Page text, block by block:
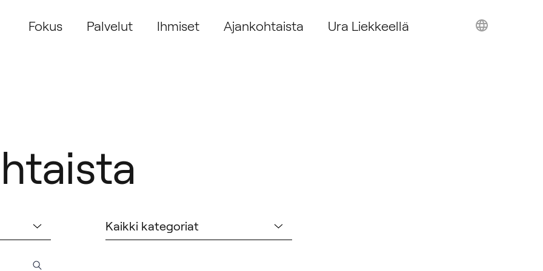
Fokus Palvelut Ihmiset Ajankohtaista Ura Liekkeellä